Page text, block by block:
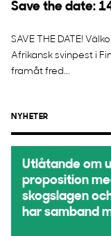
Save the date:
SAVE THE DATE!
Afrikansk svinpest i
framåt fred...
NYHETER
Utlåtande om
proposition
skogslagen
har samband